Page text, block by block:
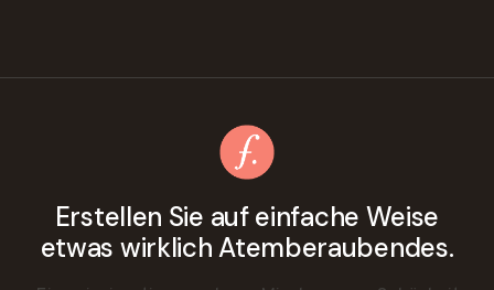
Erstellen Sie auf einfache Weise
etwas wirklich Atemberaubendes.